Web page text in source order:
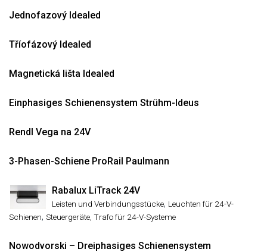
Jednofazový Idealed
Tříofázový Idealed
Magnetická lišta Idealed
Einphasiges Schienensystem Strühm-Ideus
Rendl Vega na 24V
3-Phasen-Schiene ProRail Paulmann
Rabalux LiTrack 24V
Leisten und Verbindungsstücke, Leuchten für 24-V-
Schienen, Steuergeräte, Trafo für 24-V-Systeme
Nowodvorski – Dreiphasiges Schienensystem